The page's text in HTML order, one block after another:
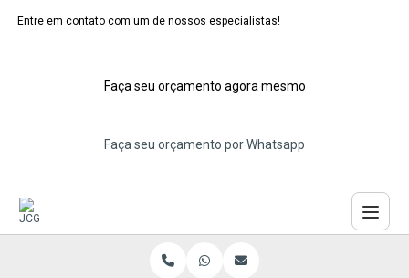
Entre em contato com um de nossos especialistas!
Faça seu orçamento agora mesmo
Faça seu orçamento por Whatsapp